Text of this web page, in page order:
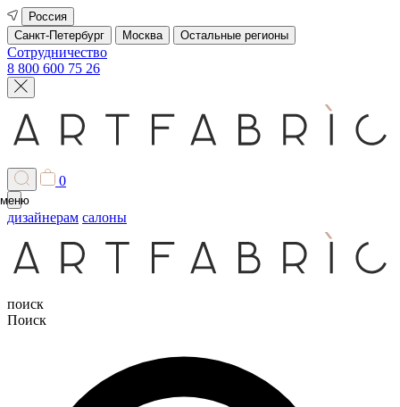
Россия
Санкт-Петербург
Москва Остальные регионы
Сотрудничество
8 800 600 75 26
0
меню
дизайнерам салоны
поиск
Поиск